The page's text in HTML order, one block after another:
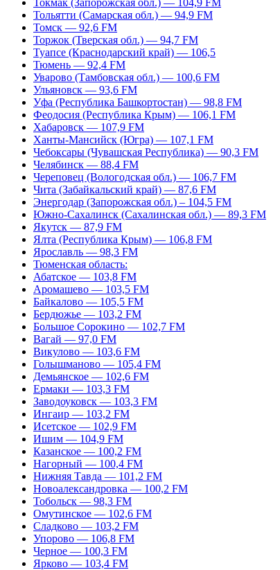
Токмак (Запорожская обл.) — 104,9 FM
Тольятти (Самарская обл.) — 94,9 FM
Томск — 92,6 FM
Торжок (Тверская обл.) — 94,7 FM
Туапсе (Краснодарский край) — 106,5
Тюмень — 92,4 FM
Уварово (Тамбовская обл.) — 100,6 FM
Ульяновск — 93,6 FM
Уфа (Республика Башкортостан) — 98,8 FM
Феодосия (Республика Крым) — 106,1 FM
Хабаровск — 107,9 FM
Ханты-Мансийск (Югра) — 107,1 FM
Чебоксары (Чувашская Республика) — 90,3 FM
Челябинск — 88,4 FM
Череповец (Вологодская обл.) — 106,7 FM
Чита (Забайкальский край) — 87,6 FM
Энергодар (Запорожская обл.) – 104,5 FM
Южно-Сахалинск (Сахалинская обл.) — 89,3 FM
Якутск — 87,9 FM
Ялта (Республика Крым) — 106,8 FM
Ярославль — 98,3 FM
Тюменская область:
Абатское — 103,8 FM
Аромашево — 103,5 FM
Байкалово — 105,5 FM
Бердюжье — 103,2 FM
Большое Сорокино — 102,7 FM
Вагай — 97,0 FM
Викулово — 103,6 FM
Голышманово — 105,4 FM
Демьянское — 102,6 FM
Ермаки — 103,3 FM
Заводоуковск — 103,3 FM
Ингаир — 103,2 FM
Исетское — 102,9 FM
Ишим — 104,9 FM
Казанское — 100,2 FM
Нагорный — 100,4 FM
Нижняя Тавда — 101,2 FM
Новоалександровка — 100,2 FM
Тобольск — 98,3 FM
Омутинское — 102,6 FM
Сладково — 103,2 FM
Упорово — 106,8 FM
Черное — 100,3 FM
Ярково — 103,4 FM